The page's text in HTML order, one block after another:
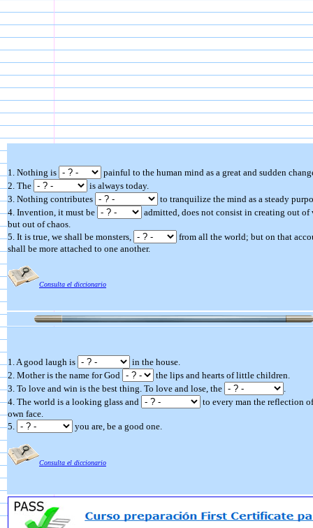
1. Nothing is
painful to the human mind as a great and sudden
2. The
is always today.
3. Nothing contributes
to tranquilize the mind as a steady
4. Invention, it must be
admitted, does not consist in creating out of
but out of chaos.
5. It is true, we shall be monsters,
from all the world; but on that
shall be more attached to one another.
Consulta el diccionario
1. A good laugh is
in the house.
2. Mother is the name for God
the lips and hearts of little children.
3. To love and win is the best thing. To love and lose, the
.
4. The world is a looking glass and
to every man the reflection
own face.
5.
you are, be a good one.
Consulta el diccionario